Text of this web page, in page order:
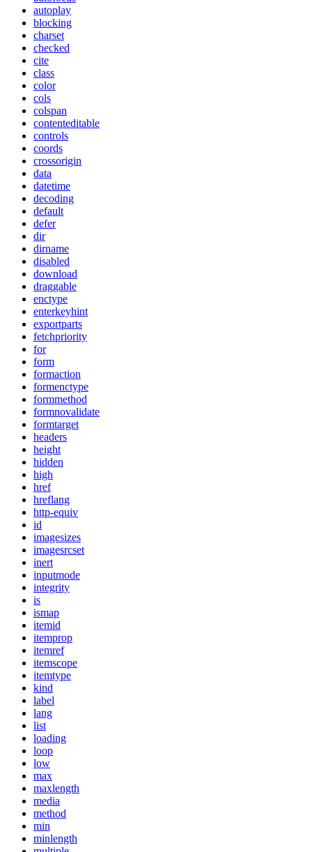
autoplay
blocking
charset
checked
cite
class
color
cols
colspan
contenteditable
controls
coords
crossorigin
data
datetime
decoding
default
defer
dir
dirname
disabled
download
draggable
enctype
enterkeyhint
exportparts
fetchpriority
for
form
formaction
formenctype
formmethod
formnovalidate
formtarget
headers
height
hidden
high
href
hreflang
http-equiv
id
imagesizes
imagesrcset
inert
inputmode
integrity
is
ismap
itemid
itemprop
itemref
itemscope
itemtype
kind
label
lang
list
loading
loop
low
max
maxlength
media
method
min
minlength